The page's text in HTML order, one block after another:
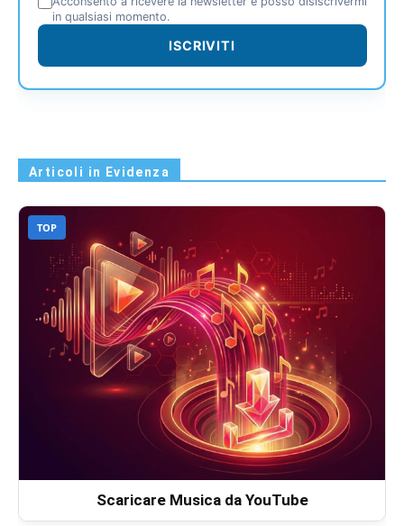
in qualsiasi momento.
ISCRIVITI
Articoli in Evidenza
TOP
Scaricare Musica da YouTube